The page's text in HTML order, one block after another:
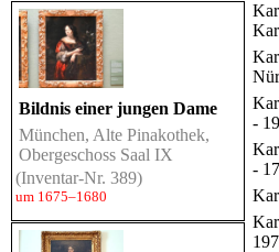
Bildnis einer jungen Dame
München, Alte Pinakothek,
Obergeschoss Saal IX
(Inventar-Nr. 389)
um 1675–1680
-
-